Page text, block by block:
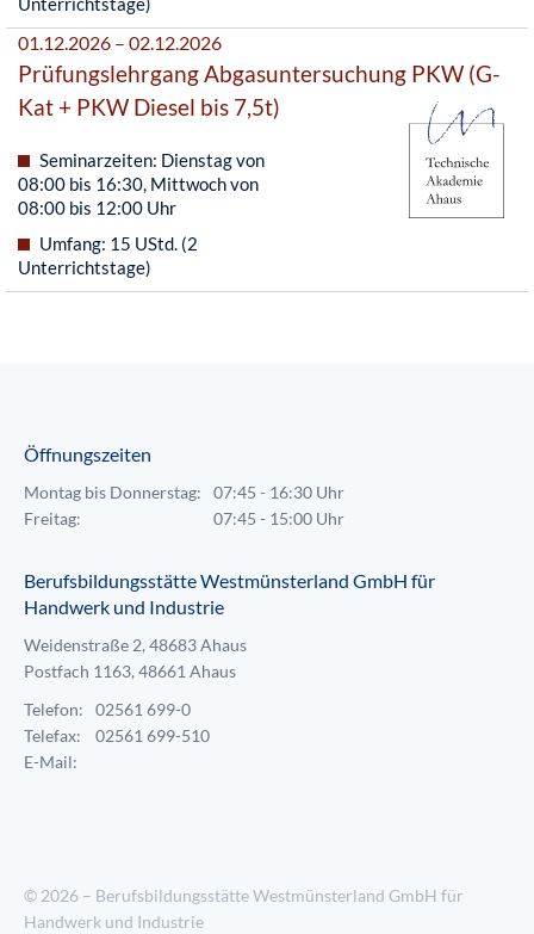
01.12.2026 – 02.12.2026
Prüfungslehrgang Abgasuntersuchung PKW (G-
Kat + PKW Diesel bis 7,5t)
Seminarzeiten: Dienstag von
08:00 bis 16:30, Mittwoch von
08:00 bis 12:00 Uhr
Umfang: 15 UStd. (2
Unterrichtstage)
Öffnungszeiten
Montag bis Donnerstag:
07:45 - 16:30 Uhr
Freitag:
07:45 - 15:00 Uhr
Berufsbildungsstätte Westmünsterland GmbH für
Handwerk und Industrie
Weidenstraße 2, 48683 Ahaus
Postfach 1163, 48661 Ahaus
Telefon:
02561 699-0
Telefax:
02561 699-510
E-Mail:
© 2026 – Berufsbildungsstätte Westmünsterland GmbH für
Handwerk und Industrie